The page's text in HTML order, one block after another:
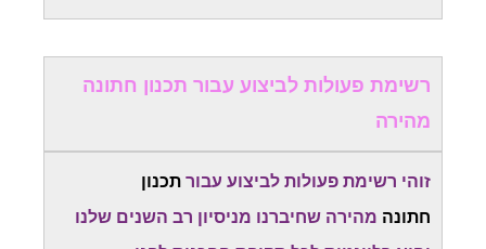
רשימת פעולות לביצוע עבור תכנון חתונה
מהירה
זוהי רשימת פעולות לביצוע עבור תכנון
חתונה מהירה שחיברנו מניסיון רב השנים שלנו